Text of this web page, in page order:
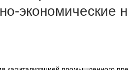
экономические